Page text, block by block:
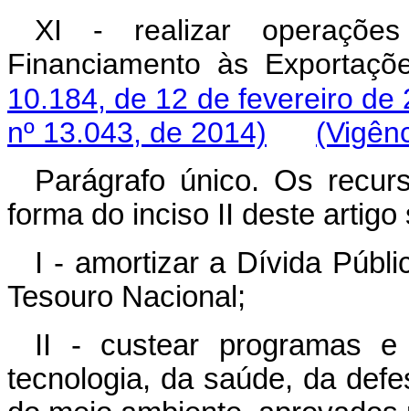
XI - realizar
Financiamento às
10.184, de 12 de fevereiro de
nº 13.043, de 2014)
Parágrafo único. Os
forma do inciso II deste
I - amortizar a Dívida
Tesouro Nacional;
II - custear programas
tecnologia, da saúde, da